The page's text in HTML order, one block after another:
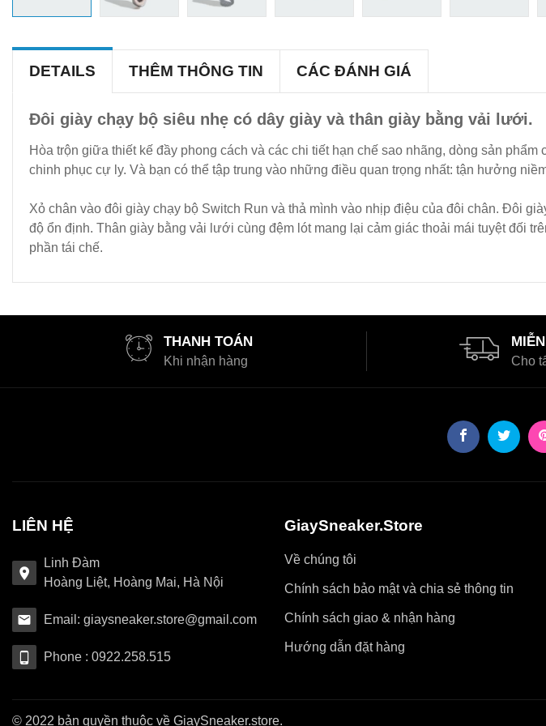
DETAILS THÊM THÔNG TIN CÁC ĐÁNH GIÁ
Đôi giày chạy bộ siêu nhẹ có dây giày và thân giày bằng vải lưới.
Hòa trộn giữa thiết kế đầy phong cách và các chi tiết hạn chế sao nhãng, dòng sản
chinh phục cự ly. Và bạn có thể tập trung vào những điều quan trọng nhất: tận hưởng
Xỏ chân vào đôi giày chạy bộ Switch Run và thả mình vào nhịp điệu của đôi chân. Đôi
độ ổn định. Thân giày bằng vải lưới cùng đệm lót mang lại cảm giác thoải mái tuyệt đối
phần tái chế.
THANH TOÁN
Khi nhận hàng Cho
LIÊN HỆ
Linh Đàm
Hoàng Liệt, Hoàng Mai, Hà Nội
Email: giaysneaker.store@gmail.com
Phone : 0922.258.515
GiaySneaker.Store
Về chúng tôi
Chính sách bảo mật và chia sẻ thông tin
Chính sách giao & nhận hàng
Hướng dẫn đặt hàng
© 2022 bản quyền thuộc về GiaySneaker.store.